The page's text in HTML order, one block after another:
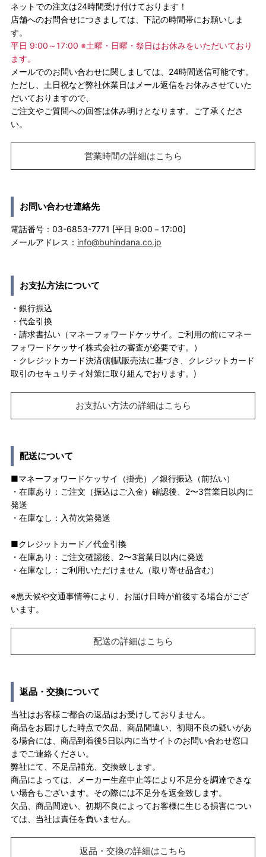
ネットでの注文は24時間受け付けております！
店舗へのお問合せにつきましては、下記の時間帯にお願いしま
す。
平日 9:00～17:00 ※土曜・日曜・祭日はお休みをいただいており
ます。
メールでのお問い合わせに関しましては、24時間送信可能です。
ただし、土日祝など弊社休業日はメール返信をお休みさせていた
だいておりますので、
ご注文やご質問への回答は休み明けとなります。ご了承くださ
い。
営業時間の詳細はこちら
お問い合わせ連絡先
電話番号：03-6853-7771 [平日 9:00－17:00]
メールアドレス： info@buhindana.co.jp
お支払方法について
・銀行振込
・代金引換
・請求書払い（マネーフォワードケッサイ。ご利用の前にマネー
フォワードケッサイ株式会社の審査が必要です。）
・クレジットカード決済(割賦販売法に基づき、クレジットカード
取引のセキュリティ対策に取り組んでおります。)
お支払い方法の詳細はこちら
配送について
■マネーフォワードケッサイ（掛売）／銀行振込（前払い）
・在庫あり：ご注文（振込はご入金）確認後、2〜3営業日以内に
発送
・在庫なし：入荷次第発送
■クレジットカード／代金引換
・在庫あり：ご注文確認後、2〜3営業日以内に発送
・在庫なし：ご利用いただけません（取り寄せ品含む）
※悪天候や交通事情等により、お届け日時が前後する場合がござ
います。
配送の詳細はこちら
返品・交換について
当社はお客様ご都合の返品はお受けしておりません。
商品をお届けした時点で欠品、商品間違い、初期不良の疑いがあ
る場合には、商品到着後5日以内に当サイトのお問い合わせ窓口
までご連絡ください。
弊社にて、不足品補充、交換致します。
商品によっては、メーカー生産中止等により不足分を調達できな
い場合もございます。その際には不足分を返金致します。
欠品、商品間違い、初期不良によってお客様に生じる損害につい
ては、当社は責任を負いません。
返品・交換の詳細はこちら